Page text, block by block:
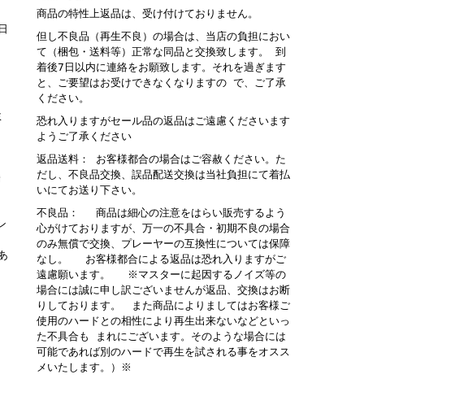
商品の特性上返品は、受け付けておりません。
但し不良品（再生不良）の場合は、当店の負担におい
て（梱包・送料等）正常な同品と交換致します。 到
着後7日以内に連絡をお願致します。それを過ぎます
と、ご要望はお受けできなくなりますの で、ご了承
ください。
恐れ入りますがセール品の返品はご遠慮くださいます
ようご了承ください
返品送料： お客様都合の場合はご容赦ください。た
だし、不良品交換、誤品配送交換は当社負担にて着払
いにてお送り下さい。
不良品： 商品は細心の注意をはらい販売するよう
心がけておりますが、万一の不具合・初期不良の場合
のみ無償で交換、プレーヤーの互換性については保障
なし。 お客様都合による返品は恐れ入りますがご
遠慮願います。 ※マスターに起因するノイズ等の
場合には誠に申し訳ございませんが返品、交換はお断
りしております。 また商品によりましてはお客様ご
使用のハードとの相性により再生出来ないなどといっ
た不具合も まれにございます。そのような場合には
可能であれば別のハードで再生を試される事をオスス
メいたします。）※